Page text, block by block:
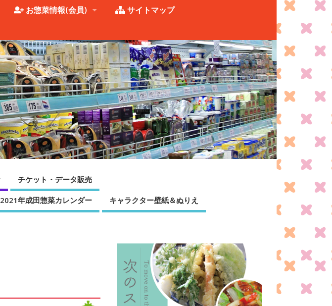
お惣菜情報(会員)
サイトマップ
チケット・データ販売
2021年成田惣菜カレンダー キャラクター壁紙＆ぬりえ